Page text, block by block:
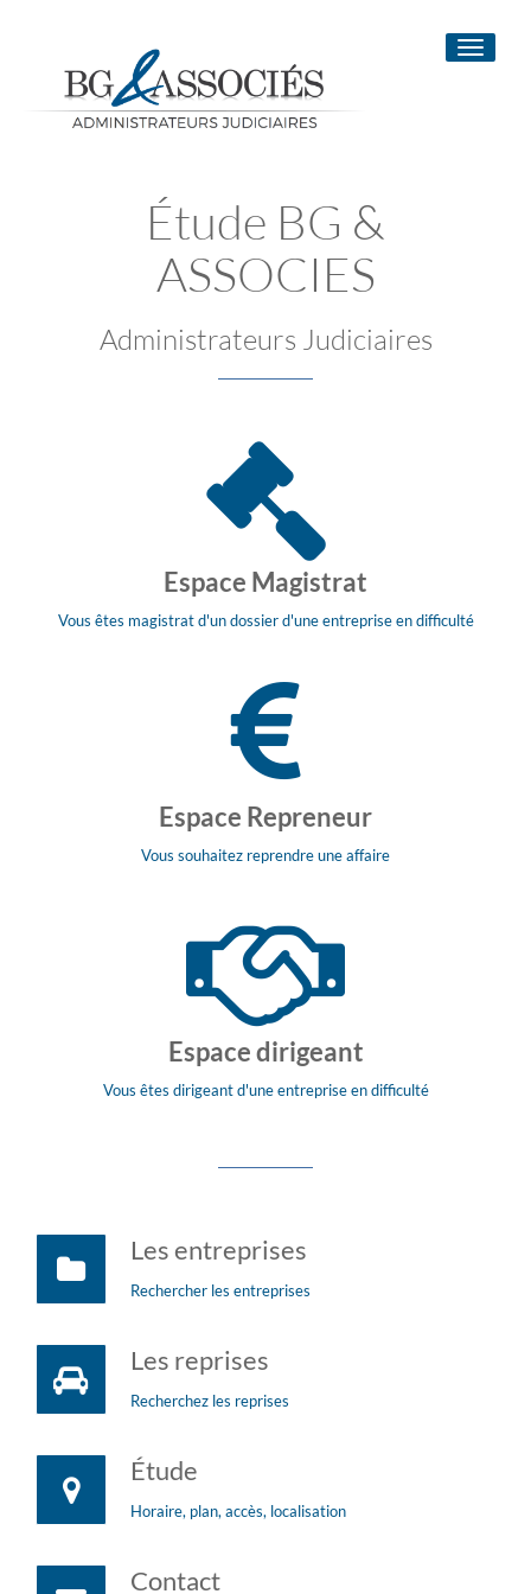
Toggle
Étude BG &
ASSOCIES
Administrateurs Judiciaires
Espace Magistrat
Vous êtes magistrat d'un dossier d'une entreprise en difficulté
Espace Repreneur
Vous souhaitez reprendre une affaire
Espace dirigeant
Vous êtes dirigeant d'une entreprise en difficulté
Les entreprises
Rechercher les entreprises
Les reprises
Recherchez les reprises
Étude
Horaire, plan, accès, localisation
Contact